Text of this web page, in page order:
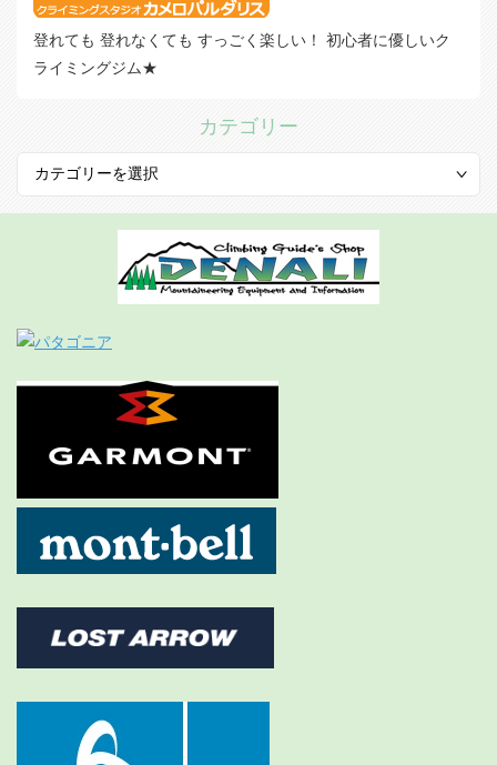
登れても 登れなくても すっごく楽しい！ 初心者に優しいク
ライミングジム★
カテゴリー
ゴ